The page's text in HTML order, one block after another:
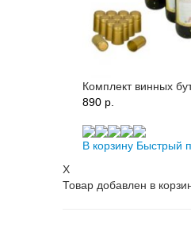
Комплект винных
890 p.
В корзину Быстрый
X
Товар добавлен в